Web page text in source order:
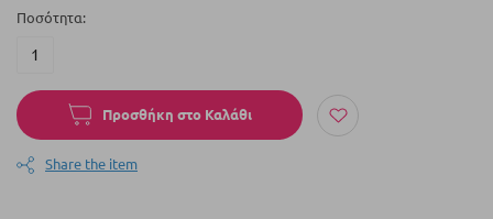
Ποσότητα
Προσθήκη στο Καλάθι
Share the item